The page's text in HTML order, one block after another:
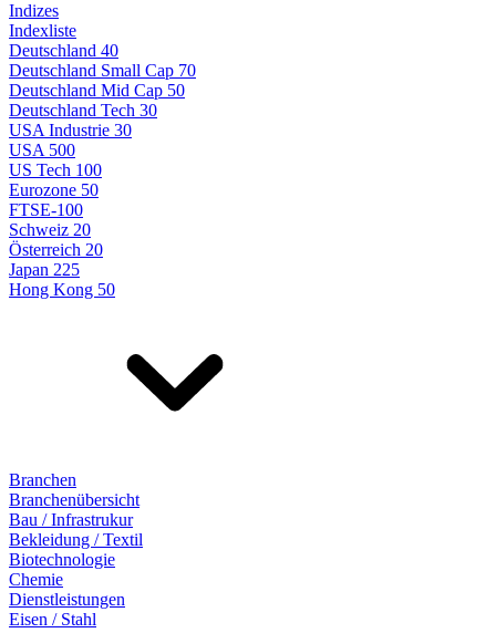
Indizes
Indexliste
Deutschland 40
Deutschland Small Cap 70
Deutschland Mid Cap 50
Deutschland Tech 30
USA Industrie 30
USA 500
US Tech 100
Eurozone 50
FTSE-100
Schweiz 20
Österreich 20
Japan 225
Hong Kong 50
Branchen
Branchenübersicht
Bau / Infrastrukur
Bekleidung / Textil
Biotechnologie
Chemie
Dienstleistungen
Eisen / Stahl